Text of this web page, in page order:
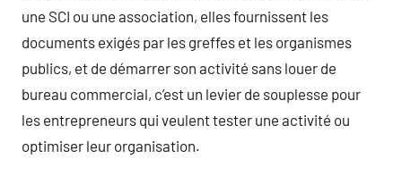
une SCI ou une association, elles fournissent les
documents exigés par les greffes et les organismes
publics, et de démarrer son activité sans louer de
bureau commercial, c’est un levier de souplesse pour
les entrepreneurs qui veulent tester une activité ou
optimiser leur organisation.